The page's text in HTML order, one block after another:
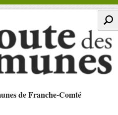
de Franche-Comté